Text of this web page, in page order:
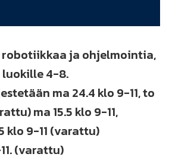
robotiikkaa ja ohjelmointia,
luokille 4-8.
ma 24.4 klo 9-11, to
ma 15.5 klo 9-11,
klo 9-11 (varattu)
(varattu)